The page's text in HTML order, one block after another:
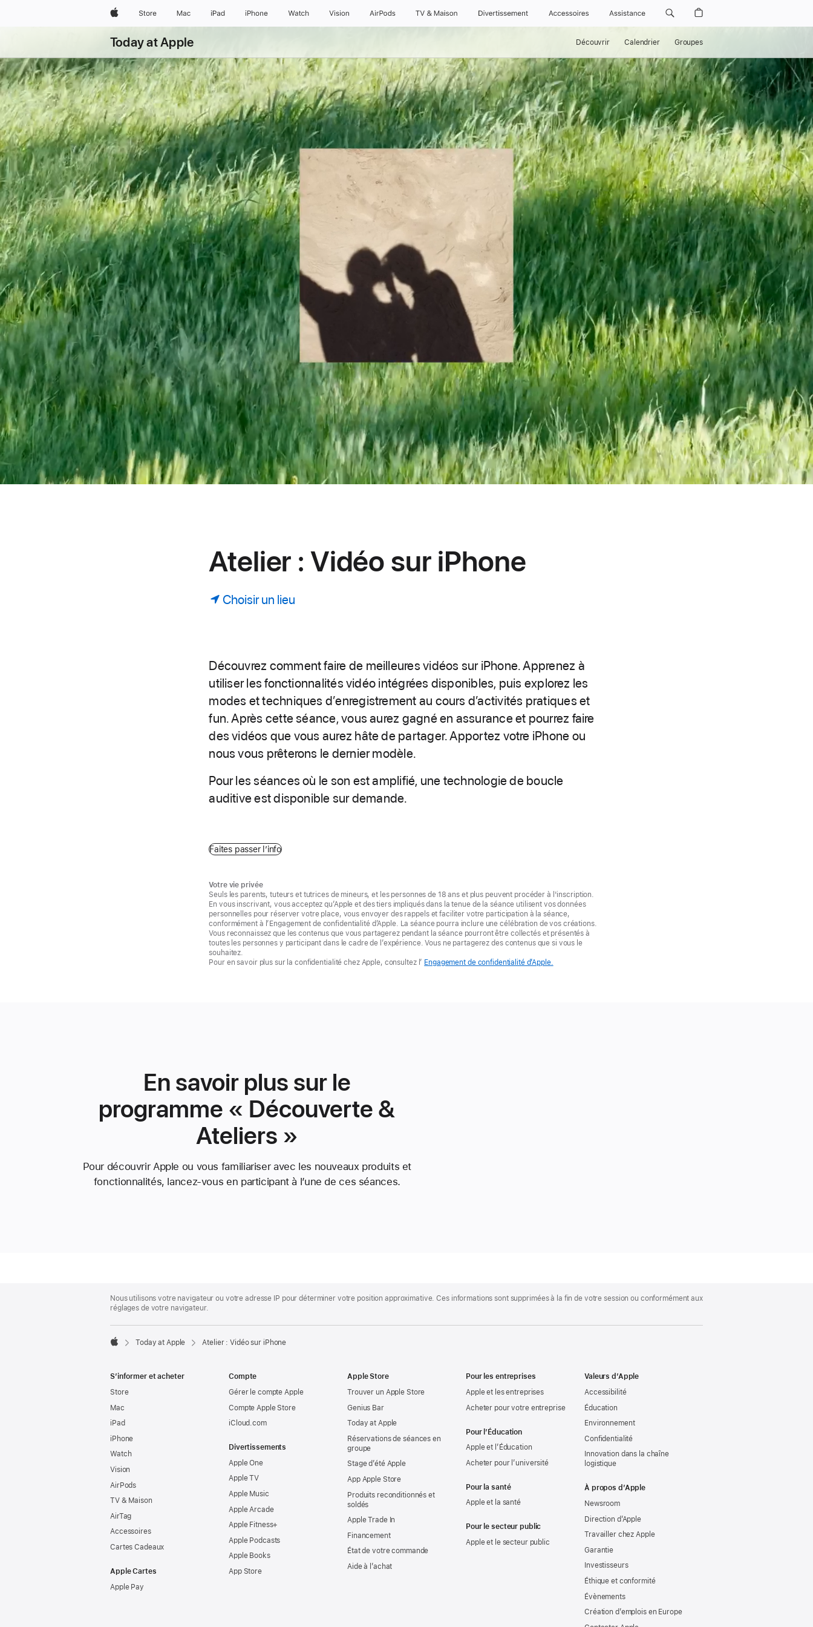
AppleStore Mac iPad iPhone Watch Vision AirPods TV & Maison Divertissements Accessoires Assistance
Today at Apple Découvrir Calendrier Groupes
Atelier : Vidéo sur iPhone
Choisir un lieu
Découvrez comment faire de meilleures vidéos sur iPhone. Apprenez à
utiliser les fonctionnalités vidéo intégrées disponibles, puis explorez les
modes et techniques d’enregistrement au cours d’activités pratiques et
fun. Après cette séance, vous aurez gagné en assurance et pourrez faire
des vidéos que vous aurez hâte de partager. Apportez votre iPhone ou
nous vous prêterons le dernier modèle.
Pour les séances où le son est amplifié, une technologie de boucle
auditive est disponible sur demande.
Faites passer l’info
Votre vie privée
Seuls les parents, tuteurs et tutrices de mineurs, et les personnes de 18 ans et plus peuvent procéder à l'inscription.
En vous inscrivant, vous acceptez qu’Apple et des tiers impliqués dans la tenue de la séance utilisent vos données
personnelles pour réserver votre place, vous envoyer des rappels et faciliter votre participation à la séance,
conformément à l’Engagement de confidentialité d’Apple. La séance pourra inclure une célébration de vos créations.
Vous reconnaissez que les contenus que vous partagerez pendant la séance pourront être collectés et présentés à
toutes les personnes y participant dans le cadre de l’expérience. Vous ne partagerez des contenus que si vous le
souhaitez.
Pour en savoir plus sur la confidentialité chez Apple, consultez l’ Engagement de confidentialité d’Apple.
En savoir plus sur le
programme « Découverte &
Ateliers »
Pour découvrir Apple ou vous familiariser avec les nouveaux produits et
fonctionnalités, lancez-vous en participant à l’une de ces séances.
Footer
Nous utilisons votre navigateur ou votre adresse IP pour déterminer votre position approximative. Ces informations sont supprimées à la fin de votre session ou conformément aux
réglages de votre navigateur.
Today at Apple Atelier : Vidéo sur iPhone
S’informer et acheter
Store
Mac
iPad
iPhone
Watch
Vision
AirPods
TV & Maison
AirTag
Accessoires
Cartes Cadeaux
Apple Cartes
Apple Pay
Compte
Gérer le compte Apple
Compte Apple Store
iCloud.com
Divertissements
Apple One
Apple TV
Apple Music
Apple Arcade
Apple Fitness+
Apple Podcasts
Apple Books
App Store
Apple Store
Trouver un Apple Store
Genius Bar
Today at Apple
Réservations de séances en
groupe
Stage d’été Apple
App Apple Store
Produits reconditionnés et
soldés
Apple Trade In
Financement
État de votre commande
Aide à l’achat
Pour les entreprises
Apple et les entreprises
Acheter pour votre entreprise
Pour l’Éducation
Apple et l’Éducation
Acheter pour l’université
Pour la santé
Apple et la santé
Pour le secteur public
Apple et le secteur public
Valeurs d’Apple
Accessibilité
Éducation
Environnement
Confidentialité
Innovation dans la chaîne
logistique
À propos d’Apple
Newsroom
Direction d’Apple
Travailler chez Apple
Garantie
Investisseurs
Éthique et conformité
Évènements
Création d’emplois en Europe